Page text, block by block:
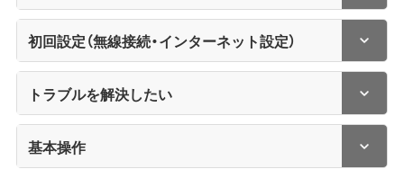
初回設定（無線接続・インターネット設定）
トラブルを解決したい
基本操作